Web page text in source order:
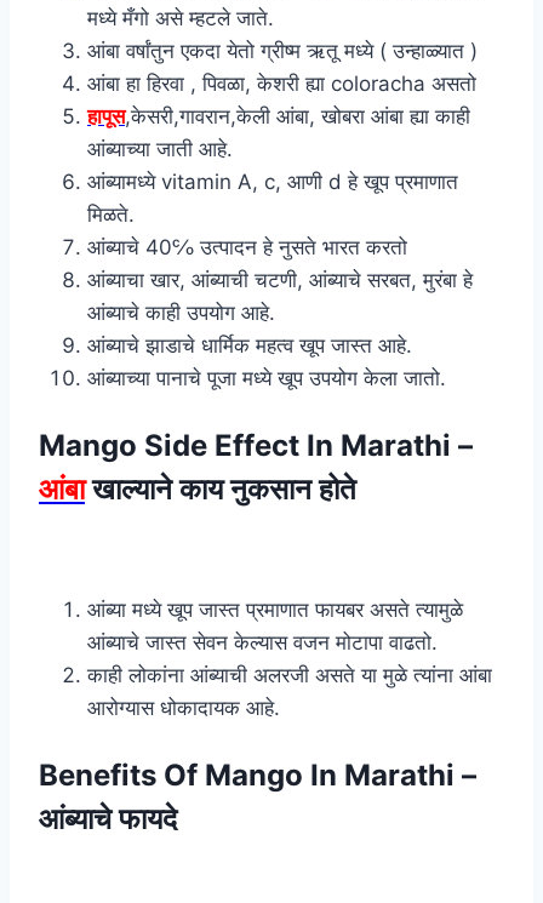
मध्ये मँगो असे म्हटले जाते.
आंबा वर्षांतुन एकदा येतो ग्रीष्म ऋतू मध्ये ( उन्हाळ्यात )
आंबा हा हिरवा , पिवळा, केशरी ह्या coloracha असतो
हापूस,केसरी,गावरान,केली आंबा, खोबरा आंबा ह्या काही
आंब्याच्या जाती आहे.
आंब्यामध्ये vitamin A, c, आणी d हे खूप प्रमाणात
मिळते.
आंब्याचे 40℅ उत्पादन हे नुसते भारत करतो
आंब्याचा खार, आंब्याची चटणी, आंब्याचे सरबत, मुरंबा हे
आंब्याचे काही उपयोग आहे.
आंब्याचे झाडाचे धार्मिक महत्व खूप जास्त आहे.
आंब्याच्या पानाचे पूजा मध्ये खूप उपयोग केला जातो.
Mango Side Effect In Marathi –
आंबाखाल्याने काय नुकसान होते
आंब्या मध्ये खूप जास्त प्रमाणात फायबर असते त्यामुळे
आंब्याचे जास्त सेवन केल्यास वजन मोटापा वाढतो.
काही लोकांना आंब्याची अलरजी असते या मुळे त्यांना आंबा
आरोग्यास धोकादायक आहे.
Benefits Of Mango In Marathi –
आंब्याचे फायदे